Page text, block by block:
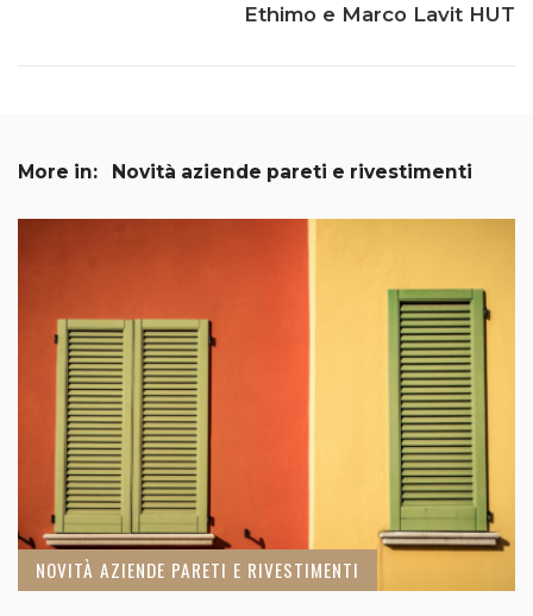
Ethimo e Marco Lavit HUT
More in: Novità aziende pareti e rivestimenti
NOVITÀ AZIENDE PARETI E RIVESTIMENTI